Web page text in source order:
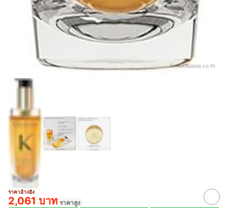
อ้างอิง:lazada.co.th
ราคาอ้างอิง
2,061 บาท ราคาสูง